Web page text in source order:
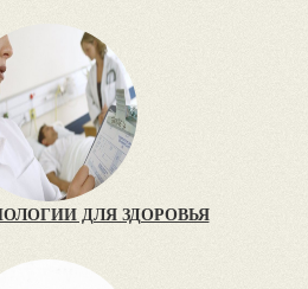
ДЛЯ ЗДОРОВЬЯ